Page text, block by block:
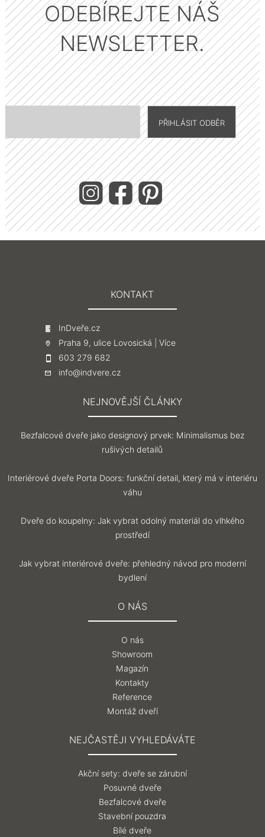
ODEBÍREJTE NÁŠ
NEWSLETTER.
KONTAKT
InDveře.cz
Praha 9, ulice Lovosická | Více
603 279 682
info@indvere.cz
NEJNOVĚJŠÍ ČLÁNKY
Bezfalcové dveře jako designový prvek: Minimalismus bez
rušivých detailů
Interiérové dveře Porta Doors: funkční detail, který má v interiéru
váhu
Dveře do koupelny: Jak vybrat odolný materiál do vlhkého
prostředí
Jak vybrat interiérové dveře: přehledný návod pro moderní
bydlení
O NÁS
O nás
Showroom
Magazín
Kontakty
Reference
Montáž dveří
NEJČASTĚJI VYHLEDÁVÁTE
Akční sety: dveře se zárubní
Posuvné dveře
Bezfalcové dveře
Stavební pouzdra
Bílé dveře